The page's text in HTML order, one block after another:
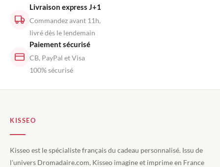
Livraison express J+1
Commandez avant 11h,
livré dès le lendemain
Paiement sécurisé
CB, PayPal et Visa
100% sécurisé
KISSEO
Kisseo est le spécialiste français du cadeau personnalisé. Issu de
l'univers Dromadaire.com, Kisseo imagine et imprime en France